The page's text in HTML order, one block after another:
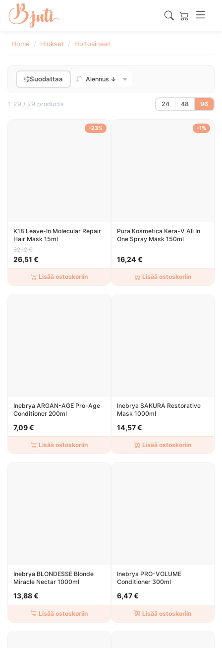
Home Hiukset Hoitoaineet
Suodattaa
1–29 / 29 products 24 48 96
-23%
K18 Leave-In Molecular Repair
Hair Mask 15ml
32,12 €
26,51 €
Lisää ostoskoriin
-1%
Pura Kosmetica Kera-V All In
One Spray Mask 150ml
16,24 €
Lisää ostoskoriin
Inebrya ARGAN-AGE Pro-Age
Conditioner 200ml
7,09 €
Lisää ostoskoriin
Inebrya SAKURA Restorative
Mask 1000ml
14,57 €
Lisää ostoskoriin
Inebrya BLONDESSE Blonde
Miracle Nectar 1000ml
13,88 €
Lisää ostoskoriin
Inebrya PRO-VOLUME
Conditioner 300ml
6,47 €
Lisää ostoskoriin